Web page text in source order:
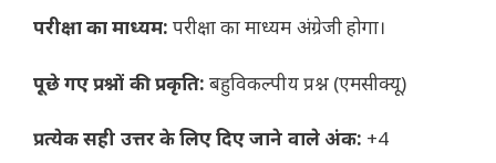
परीक्षा का माध्यम: परीक्षा का माध्यम अंग्रेजी होगा।
पूछे गए प्रश्नों की प्रकृति:बहुविकल्पीय प्रश्न (एमसीक्यू)
प्रत्येक सही उत्तर के लिए दिए जाने वाले अंक: +4